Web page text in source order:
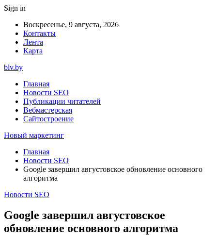
Sign in
Воскресенье, 9 августа, 2026
Контакты
Лента
Карта
blv.by
Главная
Новости SEO
Публикации читателей
Вебмастерская
Сайтостроение
Новый маркетинг
Главная
Новости SEO
Google завершил августовское обновление основного
алгоритма
Новости SEO
Google завершил августовское
обновление основного алгоритма